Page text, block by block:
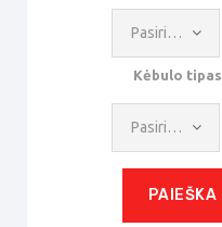
Pasirinkite reikšmę
Kėbulo tipas
Pasirinkite reikšmę
PAIEŠKA